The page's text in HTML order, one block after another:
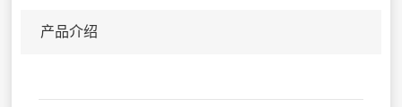
产品介绍